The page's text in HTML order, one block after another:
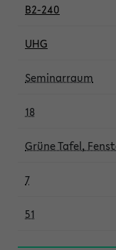
B2-240
UHG
Seminarraum
18
Grüne Tafel,
7
51